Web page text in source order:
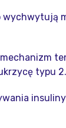
wychwytują
typu 2.